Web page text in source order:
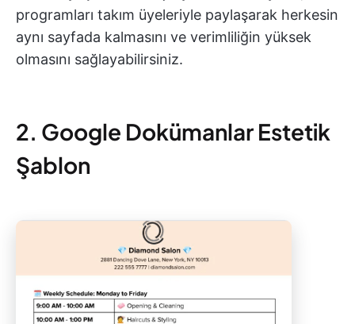
programları takım üyeleriyle paylaşarak herkesin
aynı sayfada kalmasını ve verimliliğin yüksek
olmasını sağlayabilirsiniz.
2. Google Dokümanlar Estetik
Şablon